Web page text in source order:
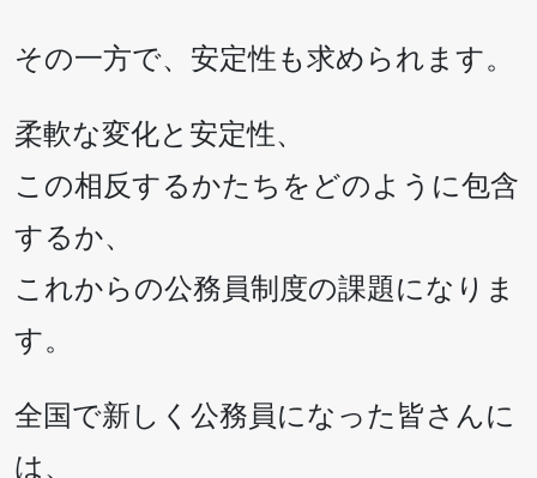
その一方で、安定性も求められます。
柔軟な変化と安定性、
この相反するかたちをどのように包含
するか、
これからの公務員制度の課題になりま
す。
全国で新しく公務員になった皆さんに
は、